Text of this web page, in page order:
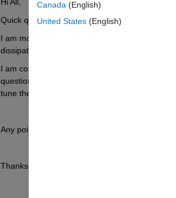
Quick question.
I am modelling an FOC PMLSM drive model. I
dissipate the excess power (so the DC bus
I am controlling the switch PWM signal,
question, I am attempted to control the
tune the PI gains? Also will the tuned PI
Any pointers would be great.
Thanks,
Canada (English)
United States (English)